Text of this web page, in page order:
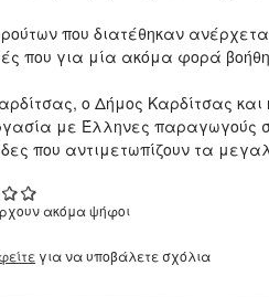
που διατέθηκαν
που για μία ακόμα φορά
ο Δήμος Καρδίτσας
με Έλληνες παραγωγούς
που αντιμετωπίζουν τα
ακόμα ψήφοι
για να υποβάλετε σχόλια